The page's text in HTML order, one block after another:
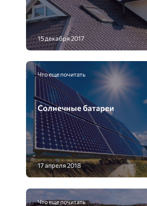
15 декабря 2017
Что еще почитать
Солнечные батареи
17 апреля 2018
Что еще почитать